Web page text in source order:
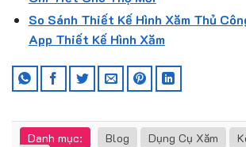
So Sánh Thiết Kế Hình Xăm Thủ
App Thiết Kế Hình Xăm
Danh mục: Blog Dụng Cụ Xăm